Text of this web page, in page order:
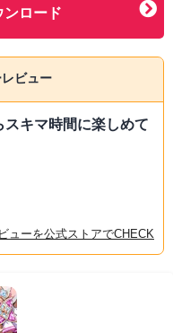
ロード
ビュー
キマ時間に楽しめて
ューを公式ストアでCHECK